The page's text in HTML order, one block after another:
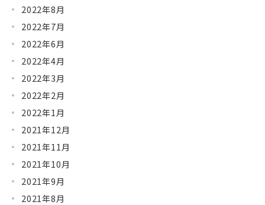
2022年8月
2022年7月
2022年6月
2022年4月
2022年3月
2022年2月
2022年1月
2021年12月
2021年11月
2021年10月
2021年9月
2021年8月